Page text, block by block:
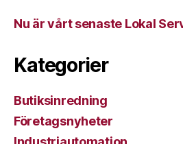
Nu är vårt senaste Lokal
Kategorier
Butiksinredning
Företagsnyheter